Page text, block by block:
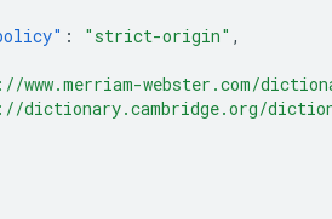
: "strict-origin" ,
www.merriam-webster.com/
dictionary.cambridge.org/